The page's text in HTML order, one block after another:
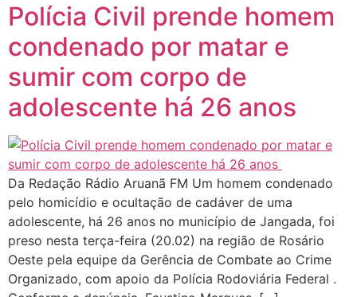
Polícia Civil prende homem
condenado por matar e
sumir com corpo de
adolescente há 26 anos
Da Redação Rádio Aruanã FM Um homem condenado
pelo homicídio e ocultação de cadáver de uma
adolescente, há 26 anos no município de Jangada, foi
preso nesta terça-feira (20.02) na região de Rosário
Oeste pela equipe da Gerência de Combate ao Crime
Organizado, com apoio da Polícia Rodoviária Federal .